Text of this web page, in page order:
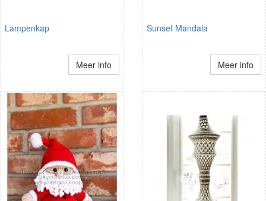
Lampenkap
Meer info
Sunset Mandala
Meer info